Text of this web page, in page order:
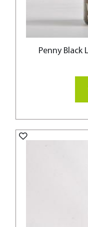
Penny Black